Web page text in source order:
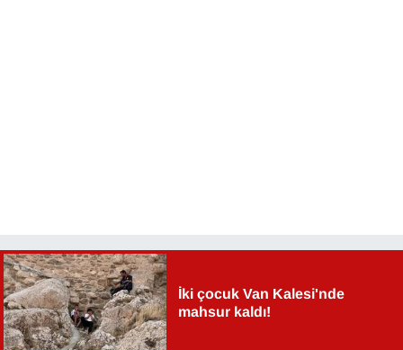
İki çocuk Van Kalesi'nde
mahsur kaldı!